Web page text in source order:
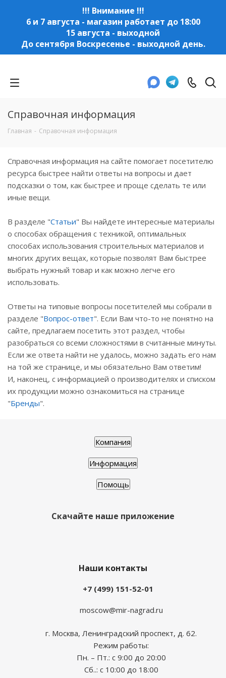
!!! Внимание !!!
6 и 7 августа - магазин работает до 18:00
15 августа - выходной
До сентября Воскресенье - выходной день.
Справочная информация
Главная - Справочная информация
Справочная информация на сайте помогает посетителю
ресурса быстрее найти ответы на вопросы и дает
подсказки о том, как быстрее и проще сделать те или
иные вещи.
В разделе "Статьи" Вы найдете интересные материалы
о способах обращения с техникой, оптимальных
способах использования строительных материалов и
многих других вещах, которые позволят Вам быстрее
выбрать нужный товар и как можно легче его
использовать.
Ответы на типовые вопросы посетителей мы собрали в
разделе "Вопрос-ответ". Если Вам что-то не понятно на
сайте, предлагаем посетить этот раздел, чтобы
разобраться со всеми сложностями в считанные минуты.
Если же ответа найти не удалось, можно задать его нам
на той же странице, и мы обязательно Вам ответим!
И, наконец, с информацией о производителях и списком
их продукции можно ознакомиться на странице
"Бренды".
Компания
Информация
Помощь
Скачайте наше приложение
Наши контакты
+7 (499) 151-52-01
moscow@mir-nagrad.ru
г. Москва, Ленинградский проспект, д. 62.
Режим работы:
Пн. – Пт.: с 9:00 до 20:00
Сб..: с 10:00 до 18:00